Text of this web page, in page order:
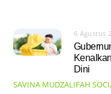
6 Agustus
Dini
SAVINA MUDZALIFAH